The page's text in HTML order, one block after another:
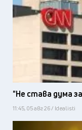
"Не става дума за
11:45, 05 авг 26 / Idealisti